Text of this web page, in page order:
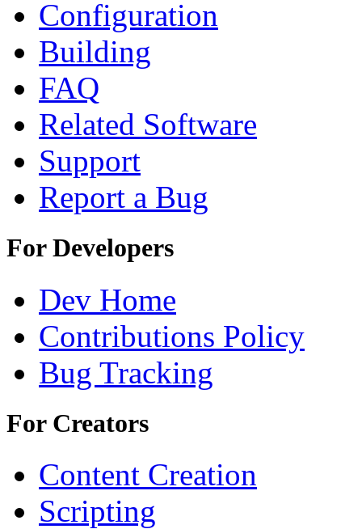
Configuration
Building
FAQ
Related Software
Support
Report a Bug
For Developers
Dev Home
Contributions Policy
Bug Tracking
For Creators
Content Creation
Scripting